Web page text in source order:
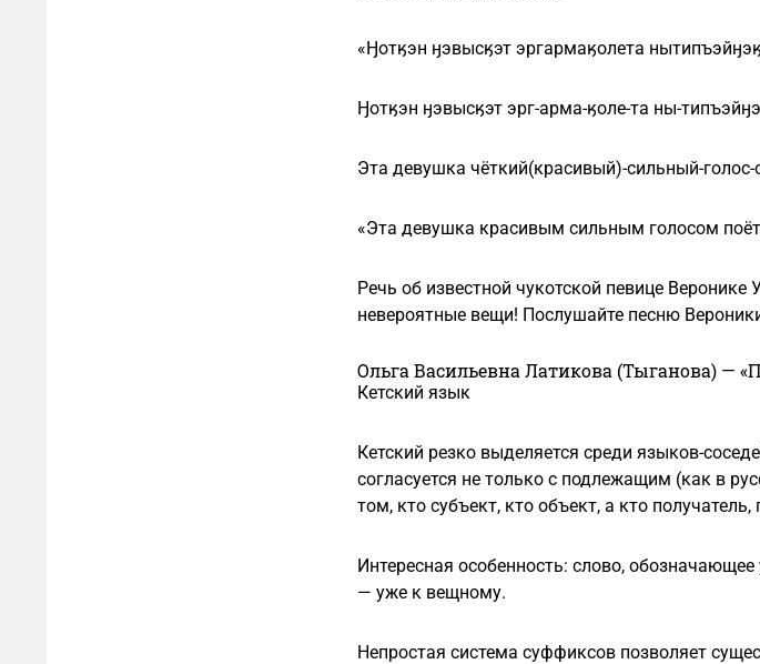
«Ӈотӄэн ӈэвысӄэт эргармаӄолета
Ӈотӄэн ӈэвысӄэт эрг-арма-ӄоле-та ны-
Эта девушка чёткий(красивый)-сильный-
«Эта девушка красивым сильным голосом
Речь об известной чукотской певице
невероятные вещи! Послушайте песню
Ольга Васильевна Латикова (Тыганова) —
Кетский язык
Кетский резко выделяется среди языков-
согласуется не только с подлежащим (как в
том, кто субъект, кто объект, а кто
Интересная особенность: слово,
— уже к вещному.
Непростая система суффиксов позволяет